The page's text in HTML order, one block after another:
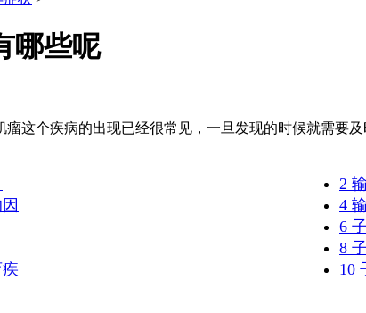
哪些呢
瘤这个疾病的出现已经很常见，一旦发现的时候就需要
2
4
6
8
10